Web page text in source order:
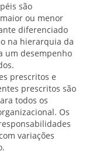
são
ou menor
diferenciado
na hierarquia da
um desempenho
prescritos e
prescritos são
todos os
Os
variações